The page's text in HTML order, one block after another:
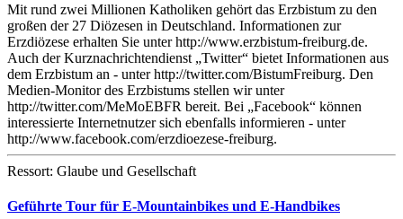
Mit rund zwei Millionen Katholiken gehört das Erzbistum zu den
großen der 27 Diözesen in Deutschland. Informationen zur
Erzdiözese erhalten Sie unter http://www.erzbistum-freiburg.de.
Auch der Kurznachrichtendienst „Twitter“ bietet Informationen aus
dem Erzbistum an - unter http://twitter.com/BistumFreiburg. Den
Medien-Monitor des Erzbistums stellen wir unter
http://twitter.com/MeMoEBFR bereit. Bei „Facebook“ können
interessierte Internetnutzer sich ebenfalls informieren - unter
http://www.facebook.com/erzdioezese-freiburg.
Ressort: Glaube und Gesellschaft
Geführte Tour für E-Mountainbikes und E-Handbikes